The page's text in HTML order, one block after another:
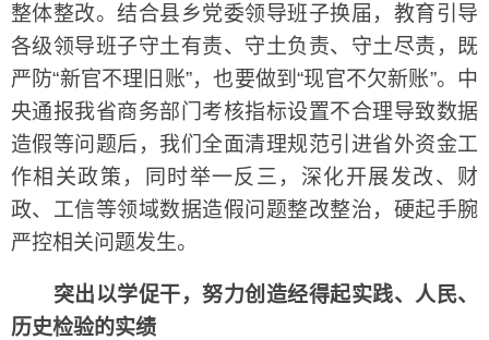
整体整改。结合县乡党委领导班子换届，教育引导
各级领导班子守土有责、守土负责、守土尽责，既
严防“新官不理旧账”，也要做到“现官不欠新账”。中
央通报我省商务部门考核指标设置不合理导致数据
造假等问题后，我们全面清理规范引进省外资金工
作相关政策，同时举一反三，深化开展发改、财
政、工信等领域数据造假问题整改整治，硬起手腕
严控相关问题发生。
突出以学促干，努力创造经得起实践、人民、
历史检验的实绩